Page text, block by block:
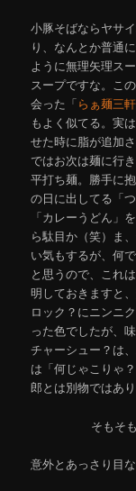
小豚そばならヤサ
り、なんとか普通
ように無理矢理ス
スープですな。こ
会った「らぁ麺三
もよく似てる。実
せた時に脂が追加
ではお次は麺に行
平打ち麺。勝手に
の日に出してる「
「カレーうどん」
ら駄目か（笑）ま
い気もするが、何
と思うので、これ
明しておきますと
ロック？にニンニ
った色でしたが、
チャーシュー？は
は「何じゃこりゃ
郎とは別物ではあ
そもそ
意外とあっさり目